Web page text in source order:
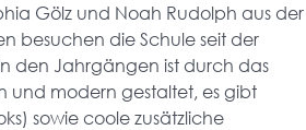
Gölz und Noah Rudolph aus der
besuchen die Schule seit der
den Jahrgängen ist durch das
und modern gestaltet, es gibt
sowie coole zusätzliche